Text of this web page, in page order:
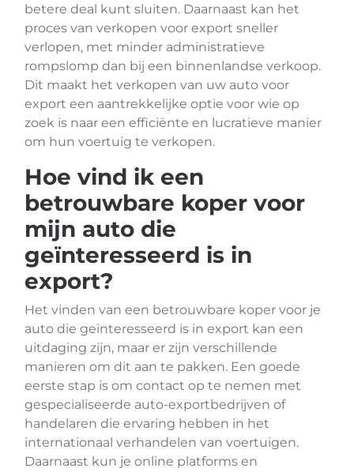
betere deal kunt sluiten. Daarnaast kan het
proces van verkopen voor export sneller
verlopen, met minder administratieve
rompslomp dan bij een binnenlandse verkoop.
Dit maakt het verkopen van uw auto voor
export een aantrekkelijke optie voor wie op
zoek is naar een efficiënte en lucratieve manier
om hun voertuig te verkopen.
Hoe vind ik een
betrouwbare koper voor
mijn auto die
geïnteresseerd is in
export?
Het vinden van een betrouwbare koper voor je
auto die geïnteresseerd is in export kan een
uitdaging zijn, maar er zijn verschillende
manieren om dit aan te pakken. Een goede
eerste stap is om contact op te nemen met
gespecialiseerde auto-exportbedrijven of
handelaren die ervaring hebben in het
internationaal verhandelen van voertuigen.
Daarnaast kun je online platforms en